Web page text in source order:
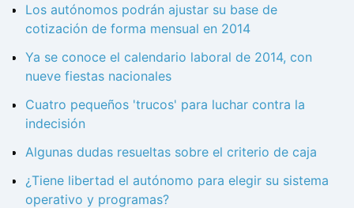
Los autónomos podrán ajustar su base de
cotización de forma mensual en 2014
Ya se conoce el calendario laboral de 2014, con
nueve fiestas nacionales
Cuatro pequeños 'trucos' para luchar contra la
indecisión
Algunas dudas resueltas sobre el criterio de caja
¿Tiene libertad el autónomo para elegir su sistema
operativo y programas?